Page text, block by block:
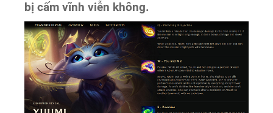
bị cấm vĩnh viễn không.